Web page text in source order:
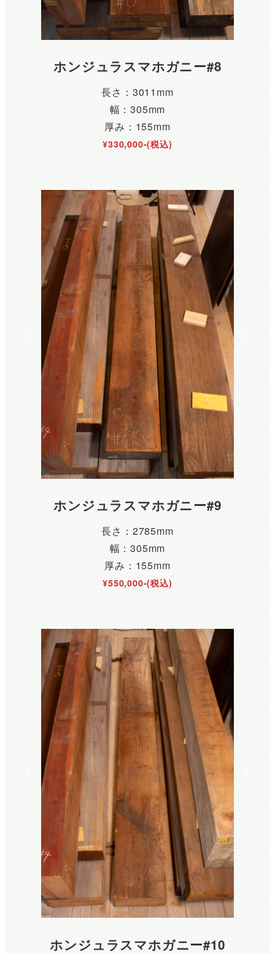
ホンジュラスマホガニー#8
長さ：3011mm
幅：305mm
厚み：155mm
¥330,000-(税込)
ホンジュラスマホガニー#9
長さ：2785mm
幅：305mm
厚み：155mm
¥550,000-(税込)
ホンジュラスマホガニー#10